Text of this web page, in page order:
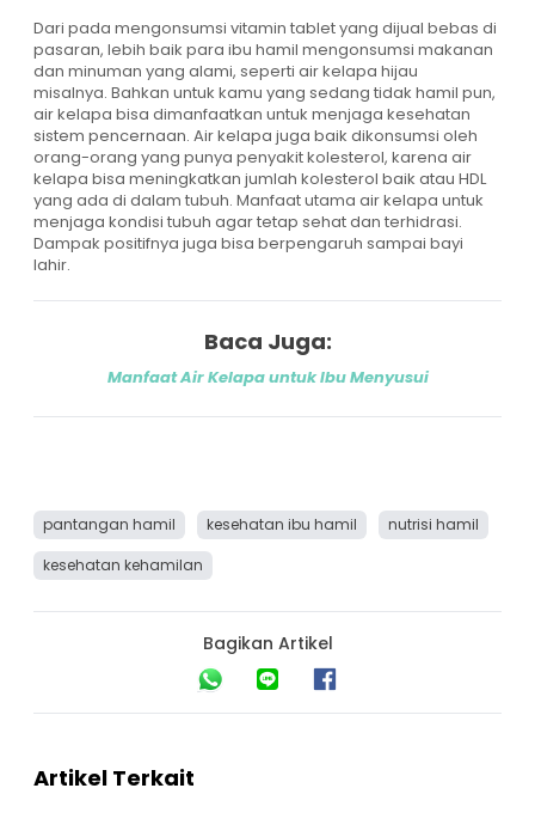
Dari pada mengonsumsi vitamin tablet yang dijual bebas di
pasaran, lebih baik para ibu hamil mengonsumsi makanan
dan minuman yang alami, seperti air kelapa hijau
misalnya. Bahkan untuk kamu yang sedang tidak hamil pun,
air kelapa bisa dimanfaatkan untuk menjaga kesehatan
sistem pencernaan. Air kelapa juga baik dikonsumsi oleh
orang-orang yang punya penyakit kolesterol, karena air
kelapa bisa meningkatkan jumlah kolesterol baik atau HDL
yang ada di dalam tubuh. Manfaat utama air kelapa untuk
menjaga kondisi tubuh agar tetap sehat dan terhidrasi.
Dampak positifnya juga bisa berpengaruh sampai bayi
lahir.
Baca Juga:
Manfaat Air Kelapa untuk Ibu Menyusui
pantangan hamil kesehatan ibu hamil
nutrisi hamil
kesehatan kehamilan
Bagikan Artikel
Artikel Terkait